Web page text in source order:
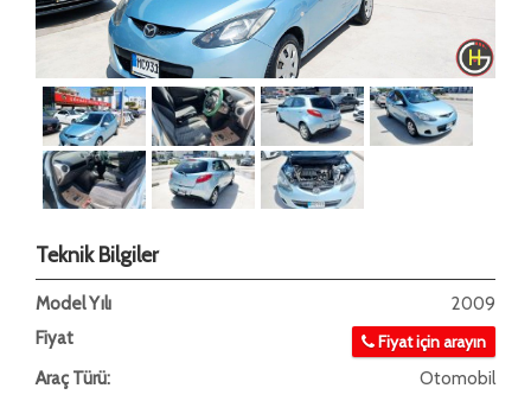
Teknik Bilgiler
Model Yılı
2009
Fiyat
Fiyat için arayın
Araç Türü:
Otomobil